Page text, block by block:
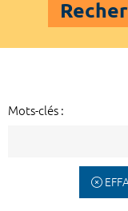
Mots-clés :